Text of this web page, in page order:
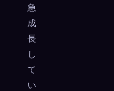
急
成
長
し
て
い